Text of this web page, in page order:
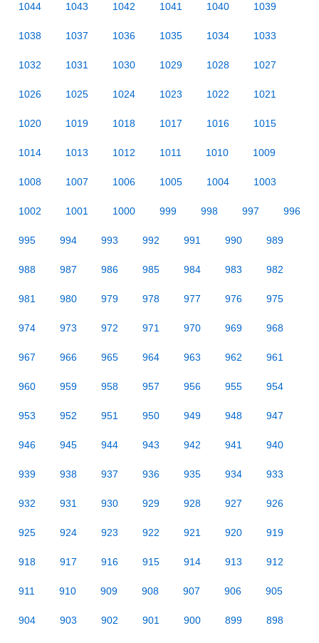
1044 1043 1042 1041 1040 1039
1038 1037 1036 1035 1034 1033
1032 1031 1030 1029 1028 1027
1026 1025 1024 1023 1022 1021
1020 1019 1018 1017 1016 1015
1014 1013 1012 1011 1010 1009
1008 1007 1006 1005 1004 1003
1002 1001 1000 999 998 997 996
995 994 993 992 991 990 989
988 987 986 985 984 983 982
981 980 979 978 977 976 975
974 973 972 971 970 969 968
967 966 965 964 963 962 961
960 959 958 957 956 955 954
953 952 951 950 949 948 947
946 945 944 943 942 941 940
939 938 937 936 935 934 933
932 931 930 929 928 927 926
925 924 923 922 921 920 919
918 917 916 915 914 913 912
911 910 909 908 907 906 905
904 903 902 901 900 899 898